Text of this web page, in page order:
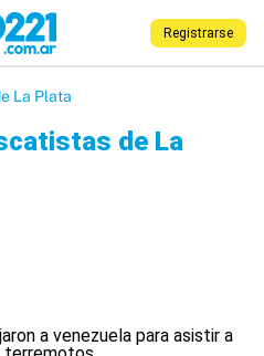
Registrarse
La Plata
de La